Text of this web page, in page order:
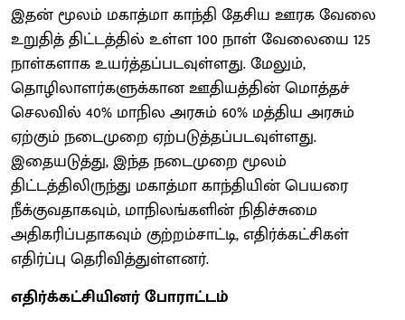
இதன் மூலம் மகாத்மா காந்தி தேசிய ஊரக வேலை
உறுதித் திட்டத்தில் உள்ள 100 நாள் வேலையை 125
நாள்களாக உயர்த்தப்படவுள்ளது. மேலும்,
தொழிலாளர்களுக்கான ஊதியத்தின் மொத்தச்
செலவில் 40% மாநில அரசும் 60% மத்திய அரசும்
ஏற்கும் நடைமுறை ஏற்படுத்தப்படவுள்ளது.
இதையடுத்து, இந்த நடைமுறை மூலம்
திட்டத்திலிருந்து மகாத்மா காந்தியின் பெயரை
நீக்குவதாகவும், மாநிலங்களின் நிதிச்சுமை
அதிகரிப்பதாகவும் குற்றம்சாட்டி, எதிர்க்கட்சிகள்
எதிர்ப்பு தெரிவித்துள்ளனர்.
எதிர்க்கட்சியினர் போராட்டம்